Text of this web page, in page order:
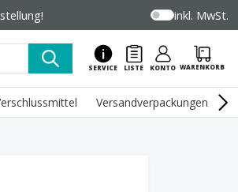
inkl. MwSt.
SERVICE LISTE KONTO WARENKORB
Versandverpackungen